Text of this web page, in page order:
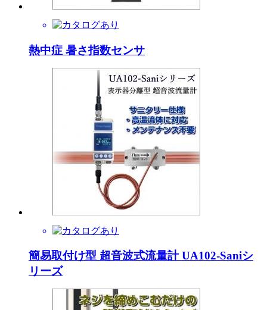
熱中症 暑さ指数センサ
簡易取付け型 超音波式流量計 UA102-Saniシ
リーズ